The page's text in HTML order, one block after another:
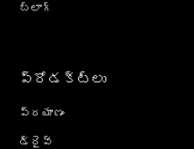
బ్లాగ్
ప్రోడక్ట్؜లు
ప్రయాణం
డ్రైవ్